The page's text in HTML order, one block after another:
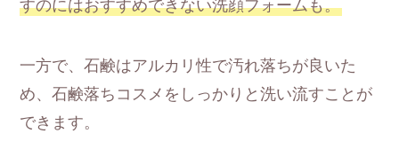
すのにはおすすめできない洗顔フォームも。
一方で、石鹸はアルカリ性で汚れ落ちが良いた
め、石鹸落ちコスメをしっかりと洗い流すことが
できます。